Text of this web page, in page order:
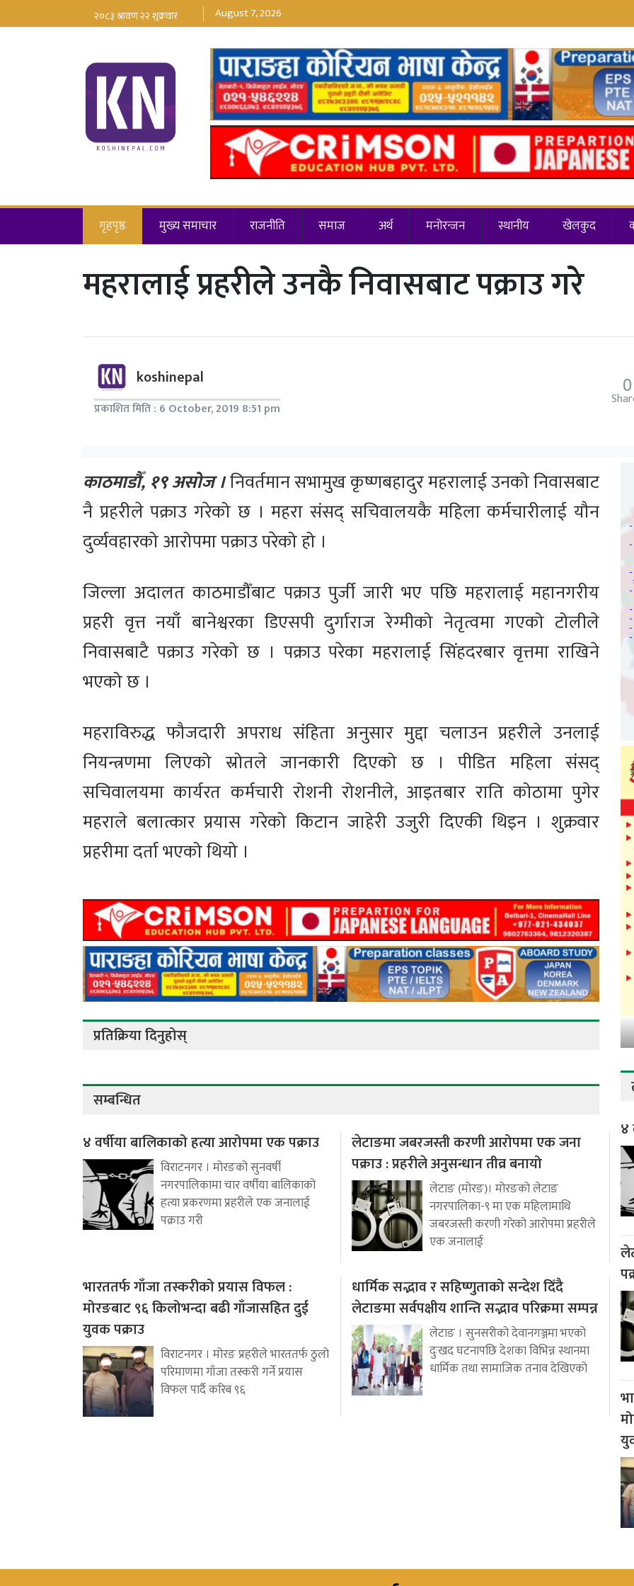
August 7, 2026
गृहपृष्ठ मुख्य समाचार राजनीति समाज अर्थ मनोरन्जन स्थानीय खेलकुद
महरालाई प्रहरीले उनकै निवासबाट पक्राउ गरे
koshinepal
प्रकाशित मिति : 6 October, 2019 8:51 pm
0
काठमाडौँ, १९ असोज ।निवर्तमान सभामुख कृष्णबहादुर महरालाई उनको निवासबाट
नै प्रहरीले पक्राउ गरेको छ । महरा संसद् सचिवालयकै महिला कर्मचारीलाई यौन
दुर्व्यवहारको आरोपमा पक्राउ परेको हो ।
जिल्ला अदालत काठमाडौँबाट पक्राउ पुर्जी जारी भए पछि महरालाई महानगरीय
प्रहरी वृत्त नयाँ बानेश्वरका डिएसपी दुर्गाराज रेग्मीको नेतृत्वमा गएको टोलीले
निवासबाटै पक्राउ गरेको छ । पक्राउ परेका महरालाई सिंहदरबार वृत्तमा राखिने
भएको छ ।
महराविरुद्ध फौजदारी अपराध संहिता अनुसार मुद्दा चलाउन प्रहरीले उनलाई
नियन्त्रणमा लिएको स्रोतले जानकारी दिएको छ । पीडित महिला संसद्
सचिवालयमा कार्यरत कर्मचारी रोशनी रोशनीले, आइतबार राति कोठामा पुगेर
महराले बलात्कार प्रयास गरेको किटान जाहेरी उजुरी दिएकी थिइन । शुक्रवार
प्रहरीमा दर्ता भएको थियो ।
प्रतिक्रिया दिनुहोस्
सम्बन्धित
४ वर्षीया बालिकाको हत्या आरोपमा एक पक्राउ
विराटनगर । मोरङको सुनवर्षी
नगरपालिकामा चार वर्षीया बालिकाको
हत्या प्रकरणमा प्रहरीले एक जनालाई
पक्राउ गरी
लेटाङमा जबरजस्ती करणी आरोपमा एक जना
पक्राउ : प्रहरीले अनुसन्धान तीव्र बनायो
लेटाङ (मोरङ)। मोरङको लेटाङ
नगरपालिका-९ मा एक महिलामाथि
जबरजस्ती करणी गरेको आरोपमा प्रहरीले
एक जनालाई
भारततर्फ गाँजा तस्करीको प्रयास विफल :
मोरङबाट ९६ किलोभन्दा बढी गाँजासहित दुई
युवक पक्राउ
विराटनगर । मोरङ प्रहरीले भारततर्फ ठुलो
परिमाणमा गाँजा तस्करी गर्ने प्रयास
विफल पार्दै करिब ९६
धार्मिक सद्भाव र सहिष्णुताको सन्देश दिँदै
लेटाङमा सर्वपक्षीय शान्ति सद्भाव परिक्रमा सम्पन्न
लेटाङ । सुनसरीको देवानगञ्जमा भएको
दुःखद घटनापछि देशका विभिन्न स्थानमा
धार्मिक तथा सामाजिक तनाव देखिएको
४